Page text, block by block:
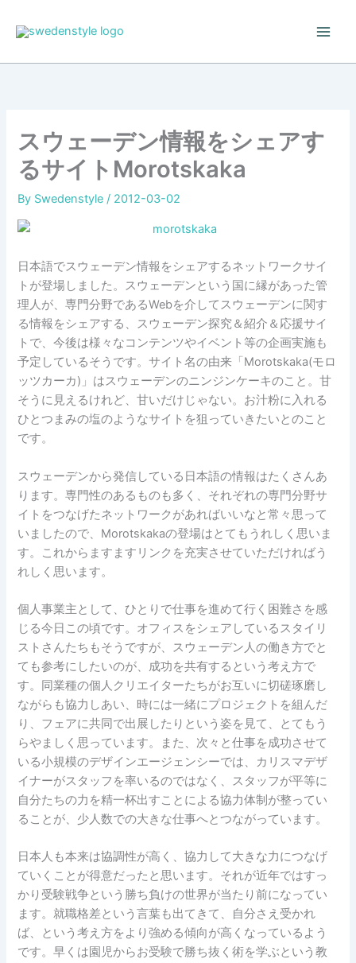
スウェーデン情報をシェアす
るサイトMorotskaka
By Swedenstyle / 2012-03-02
日本語でスウェーデン情報をシェアするネットワークサイ
トが登場しました。スウェーデンという国に縁があった管
理人が、専門分野であるWebを介してスウェーデンに関す
る情報をシェアする、スウェーデン探究＆紹介＆応援サイ
トで、今後は様々なコンテンツやイベント等の企画実施も
予定しているそうです。サイト名の由来「Morotskaka(モロ
ッツカーカ)」はスウェーデンのニンジンケーキのこと。甘
そうに見えるけれど、甘いだけじゃない。お汁粉に入れる
ひとつまみの塩のようなサイトを狙っていきたいとのこと
です。
スウェーデンから発信している日本語の情報はたくさんあ
ります。専門性のあるものも多く、それぞれの専門分野サ
イトをつなげたネットワークがあればいいなと常々思って
いましたので、Morotskakaの登場はとてもうれしく思いま
す。これからますますリンクを充実させていただければう
れしく思います。
個人事業主として、ひとりで仕事を進めて行く困難さを感
じる今日この頃です。オフィスをシェアしているスタイリ
ストさんたちもそうですが、スウェーデン人の働き方でと
ても参考にしたいのが、成功を共有するという考え方で
す。同業種の個人クリエイターたちがお互いに切磋琢磨し
ながらも協力しあい、時には一緒にプロジェクトを組んだ
り、フェアに共同で出展したりという姿を見て、とてもう
らやましく思っています。また、次々と仕事を成功させて
いる小規模のデザインエージェンシーでは、カリスマデザ
イナーがスタッフを率いるのではなく、スタッフが平等に
自分たちの力を精一杯出すことによる協力体制が整ってい
ることが、少人数での大きな仕事へとつながっています。
日本人も本来は協調性が高く、協力して大きな力につなげ
ていくことが得意だったと思います。それが近年ではすっ
かり受験戦争という勝ち負けの世界が当たり前になってい
ます。就職格差という言葉も出てきて、自分さえ受かれ
ば、という考え方をより強める傾向が高くなっているよう
です。早くは園児からお受験で勝ち抜く術を学ぶという教